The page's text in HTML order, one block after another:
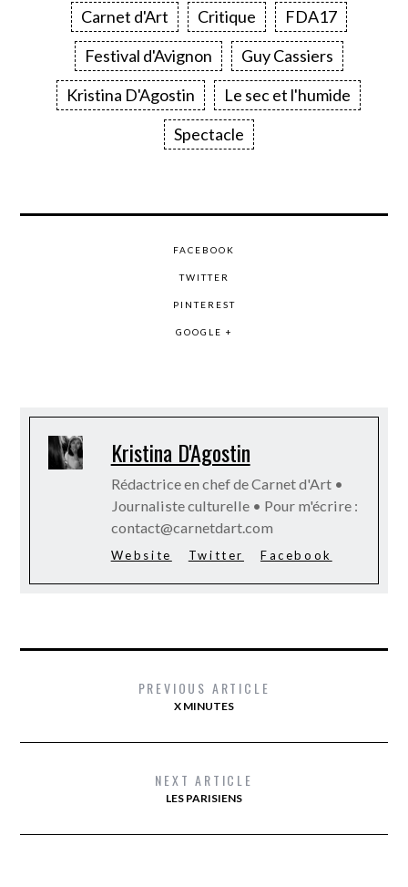
Carnet d'Art Critique
FDA17
Festival d'Avignon
Guy Cassiers
Kristina D'Agostin
Le sec et l'humide
Spectacle
FACEBOOK
TWITTER
PINTEREST
GOOGLE +
Kristina D'Agostin
Rédactrice en chef de Carnet d'Art •
Journaliste culturelle • Pour m'écrire :
contact@carnetdart.com
Website Twitter Facebook
PREVIOUS ARTICLE
X MINUTES
NEXT ARTICLE
LES PARISIENS